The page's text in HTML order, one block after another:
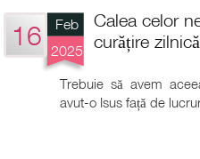
16
Feb
2025
Calea celor
curățire zilnică
Trebuie să avem
avut-o Isus față de